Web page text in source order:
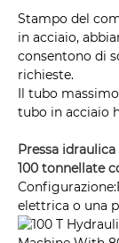
Stampo del
in acciaio,
consentono di
richieste.
Il tubo
tubo in acciaio
Pressa
100 tonnellate
elettrica o una